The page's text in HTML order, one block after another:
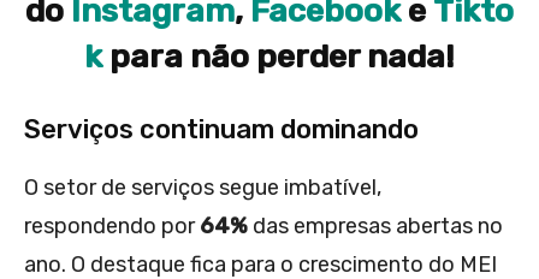
do Instagram, FacebookeTikto
k para não perder nada!
Serviços continuam dominando
O setor de serviços segue imbatível,
respondendo por64% das empresas abertas no
ano. O destaque fica para o crescimento do MEI